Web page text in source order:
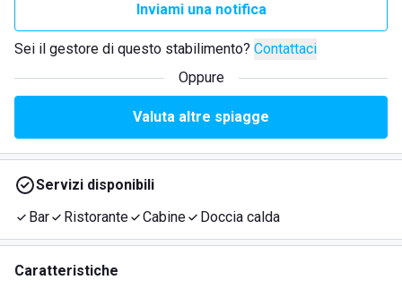
Inviami una notifica
Sei il gestore di questo stabilimento? Contattaci
Oppure
Valuta altre spiagge
Servizi disponibili
Bar
Ristorante Cabine Doccia calda
Caratteristiche